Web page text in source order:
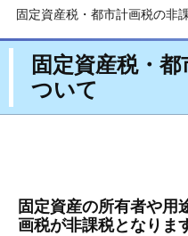
固定資産税・都市計画税の非
固定資産税・
ついて
固定資産の所有者や用
画税が非課税となりま